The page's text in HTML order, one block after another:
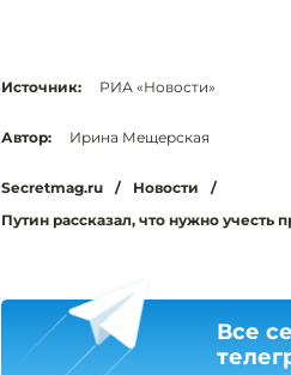
Источник: РИА «Новости»
Автор: Ирина Мещерская
Secretmag.ru / Новости
/
Путин рассказал, что нужно учесть
Все